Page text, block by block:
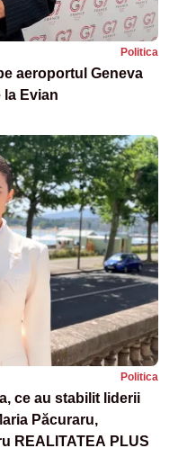
Politica
aeroportul Geneva
la Evian
Politica
ce au stabilit liderii
Păcuraru,
REALITATEA PLUS